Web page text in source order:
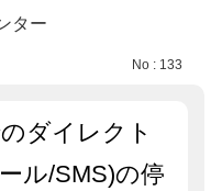
No : 133
ダイレクト
ル/SMS)の停